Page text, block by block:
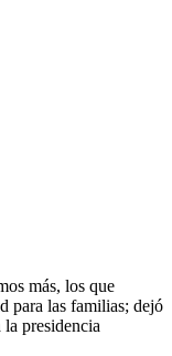
más, los que
para las familias; dejó
presidencia